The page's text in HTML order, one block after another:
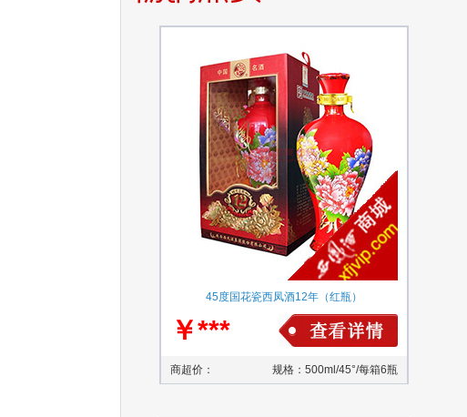
45度国花瓷西凤酒12年（红瓶）
￥***
商超价： 规格：500ml/45°/每箱6瓶